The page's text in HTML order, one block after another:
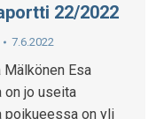
22/2022
7.6.2022
Esa
on jo useita
poikueessa on yli